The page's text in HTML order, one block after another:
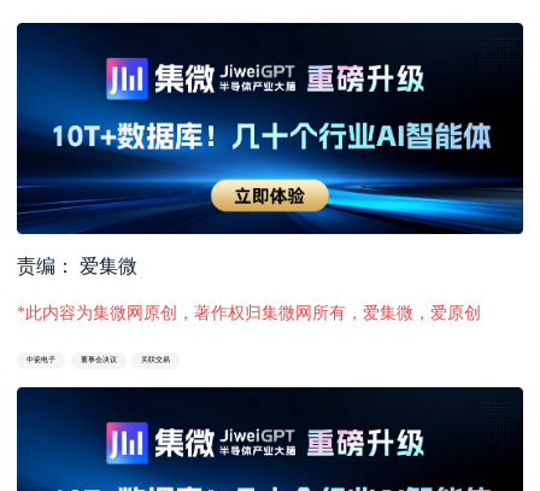
责编： 爱集微
*此内容为集微网原创，著作权归集微网所有，爱集微，爱原创
中瓷电子 董事会决议 关联交易